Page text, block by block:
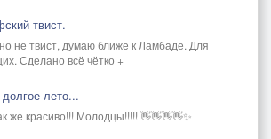
твист.
не твист, думаю ближе к Ламбаде. Для
Сделано всё чётко +
лето...
же красиво!!! Молодцы!!!!! 👋👋👋👋✨